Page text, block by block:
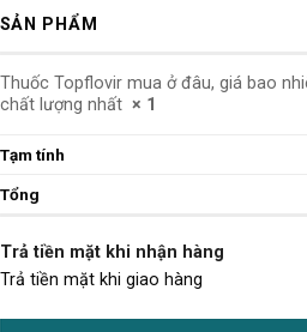
SẢN PHẨM
Thuốc Topflovir mua ở đâu, giá bao
chất lượng nhất × 1
Tạm tính
Tổng
Trả tiền mặt khi nhận hàng
Trả tiền mặt khi giao hàng